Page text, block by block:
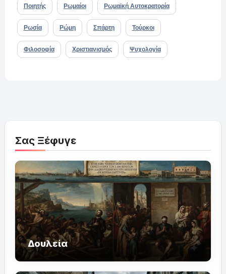
Ποιητής Ρωμαίοι Ρωμαϊκή Αυτοκρατορία
Ρωσία Ρώμη Σπάρτη Τούρκοι
Φιλοσοφία Χριστιανισμός Ψυχολογία
Σας Ξέφυγε
Δουλεία